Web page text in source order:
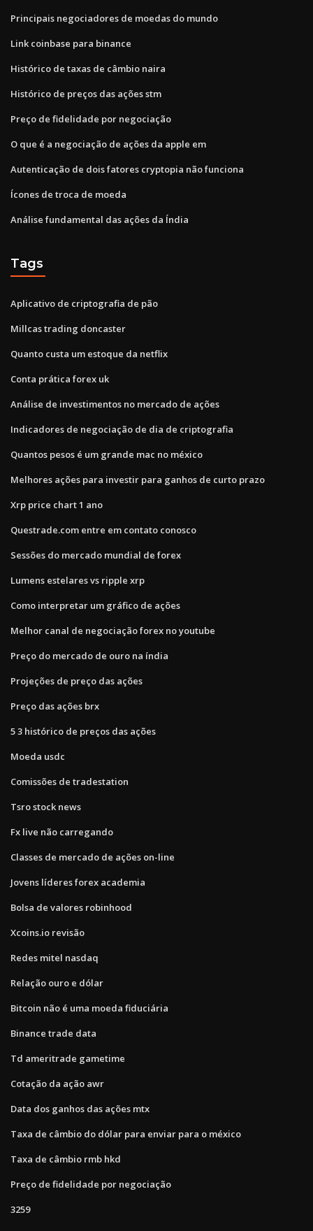
Principais negociadores de moedas do mundo
Link coinbase para binance
Histórico de taxas de câmbio naira
Histórico de preços das ações stm
Preço de fidelidade por negociação
O que é a negociação de ações da apple em
Autenticação de dois fatores cryptopia não funciona
Ícones de troca de moeda
Análise fundamental das ações da Índia
Tags
Aplicativo de criptografia de pão
Millcas trading doncaster
Quanto custa um estoque da netflix
Conta prática forex uk
Análise de investimentos no mercado de ações
Indicadores de negociação de dia de criptografia
Quantos pesos é um grande mac no méxico
Melhores ações para investir para ganhos de curto prazo
Xrp price chart 1 ano
Questrade.com entre em contato conosco
Sessões do mercado mundial de forex
Lumens estelares vs ripple xrp
Como interpretar um gráfico de ações
Melhor canal de negociação forex no youtube
Preço do mercado de ouro na índia
Projeções de preço das ações
Preço das ações brx
5 3 histórico de preços das ações
Moeda usdc
Comissões de tradestation
Tsro stock news
Fx live não carregando
Classes de mercado de ações on-line
Jovens líderes forex academia
Bolsa de valores robinhood
Xcoins.io revisão
Redes mitel nasdaq
Relação ouro e dólar
Bitcoin não é uma moeda fiduciária
Binance trade data
Td ameritrade gametime
Cotação da ação awr
Data dos ganhos das ações mtx
Taxa de câmbio do dólar para enviar para o méxico
Taxa de câmbio rmb hkd
Preço de fidelidade por negociação
3259